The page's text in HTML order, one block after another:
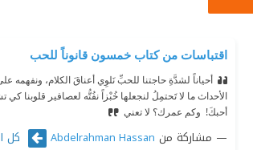
اقتباسات من كتاب خمسون قانوناً للحب
أحياناً لشدَّةِ حاجتنا للحبِّ نَلوِي أعناقَ الكلام، ونفهمه
الأحداث ما لا تَحتمِلُ لنجعلها خُبْزاً نفُتُّه لعصافير قلوبنا كي
أحبكَ! ‫ وكم عمرك؟ لا تعني
مشاركة من Abdelrahman Hassan كل